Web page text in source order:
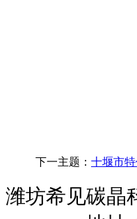
下一主题： 十堰市
潍坊希见碳